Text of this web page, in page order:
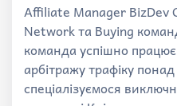
Affiliate Manager BizDev
Network та Buying
команда успішно
арбітражу трафіку
спеціалізуємося